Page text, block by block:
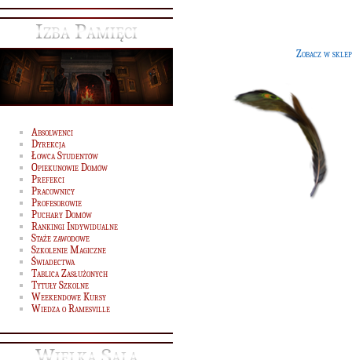
Izba Pamięci
Absolwenci
Dyrekcja
Łowca Studentów
Opiekunowie Domów
Prefekci
Pracownicy
Profesorowie
Puchary Domów
Rankingi Indywidualne
Staże zawodowe
Szkolenie Magiczne
Świadectwa
Tablica Zasłużonych
Tytuły Szkolne
Weekendowe Kursy
Wiedza o Ramesville
Zobacz w